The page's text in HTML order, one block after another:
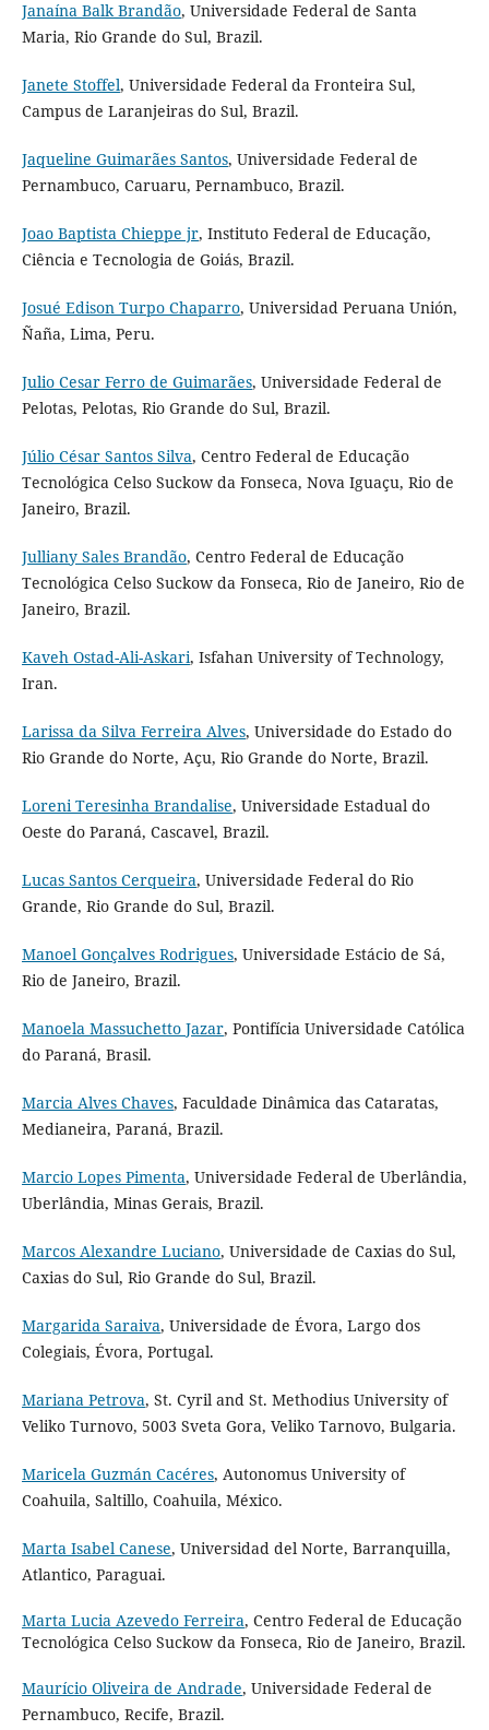
Janaína Balk Brandão, Universidade Federal de Santa
Maria, Rio Grande do Sul, Brazil.
Janete Stoffel, Universidade Federal da Fronteira Sul,
Campus de Laranjeiras do Sul, Brazil.
Jaqueline Guimarães Santos, Universidade Federal de
Pernambuco, Caruaru, Pernambuco, Brazil.
Joao Baptista Chieppe jr, Instituto Federal de Educação,
Ciência e Tecnologia de Goiás, Brazil.
Josué Edison Turpo Chaparro, Universidad Peruana Unión,
Ñaña, Lima, Peru.
Julio Cesar Ferro de Guimarães, Universidade Federal de
Pelotas, Pelotas, Rio Grande do Sul, Brazil.
Júlio César Santos Silva, Centro Federal de Educação
Tecnológica Celso Suckow da Fonseca, Nova Iguaçu, Rio de
Janeiro, Brazil.
Julliany Sales Brandão, Centro Federal de Educação
Tecnológica Celso Suckow da Fonseca, Rio de Janeiro, Rio de
Janeiro, Brazil.
Kaveh Ostad-Ali-Askari, Isfahan University of Technology,
Iran.
Larissa da Silva Ferreira Alves, Universidade do Estado do
Rio Grande do Norte, Açu, Rio Grande do Norte, Brazil.
Loreni Teresinha Brandalise, Universidade Estadual do
Oeste do Paraná, Cascavel, Brazil.
Lucas Santos Cerqueira, Universidade Federal do Rio
Grande, Rio Grande do Sul, Brazil.
Manoel Gonçalves Rodrigues, Universidade Estácio de Sá,
Rio de Janeiro, Brazil.
Manoela Massuchetto Jazar, Pontifícia Universidade Católica
do Paraná, Brasil.
Marcia Alves Chaves, Faculdade Dinâmica das Cataratas,
Medianeira, Paraná, Brazil.
Marcio Lopes Pimenta, Universidade Federal de Uberlândia,
Uberlândia, Minas Gerais, Brazil.
Marcos Alexandre Luciano, Universidade de Caxias do Sul,
Caxias do Sul, Rio Grande do Sul, Brazil.
Margarida Saraiva, Universidade de Évora, Largo dos
Colegiais, Évora, Portugal.
Mariana Petrova, St. Cyril and St. Methodius University of
Veliko Turnovo, 5003 Sveta Gora, Veliko Tarnovo, Bulgaria.
Maricela Guzmán Cacéres, Autonomus University of
Coahuila, Saltillo, Coahuila, México.
Marta Isabel Canese, Universidad del Norte, Barranquilla,
Atlantico, Paraguai.
Marta Lucia Azevedo Ferreira, Centro Federal de Educação
Tecnológica Celso Suckow da Fonseca, Rio de Janeiro, Brazil.
Maurício Oliveira de Andrade, Universidade Federal de
Pernambuco, Recife, Brazil.